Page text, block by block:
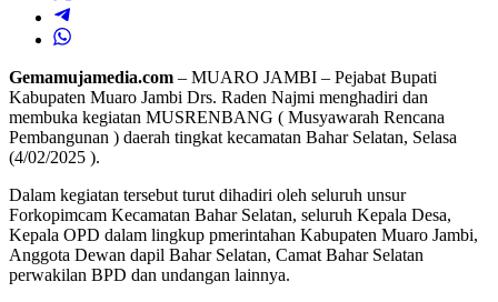
Gemamujamedia.com – MUARO JAMBI – Pejabat Bupati
Kabupaten Muaro Jambi Drs. Raden Najmi menghadiri dan
membuka kegiatan MUSRENBANG ( Musyawarah Rencana
Pembangunan ) daerah tingkat kecamatan Bahar Selatan, Selasa
(4/02/2025 ).
Dalam kegiatan tersebut turut dihadiri oleh seluruh unsur
Forkopimcam Kecamatan Bahar Selatan, seluruh Kepala Desa,
Kepala OPD dalam lingkup pmerintahan Kabupaten Muaro Jambi,
Anggota Dewan dapil Bahar Selatan, Camat Bahar Selatan
perwakilan BPD dan undangan lainnya.